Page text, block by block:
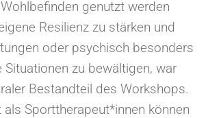
genutzt werden
Resilienz zu stärken und
oder psychisch besonders
Situationen zu bewältigen, war
Bestandteil des Workshops.
als Sporttherapeut*innen können